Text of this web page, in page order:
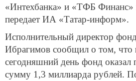
«Интехбанка» и «ТФБ Финанс»
передает ИА «Татар-информ».
Исполнительный директор
Ибрагимов сообщил о том, что
сегодняшний день фонд оказал
сумму 1,3 миллиарда рублей.